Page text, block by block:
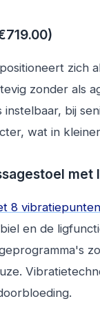
positioneert zich
zonder als
instelbaar, bij
wat in
8
en de